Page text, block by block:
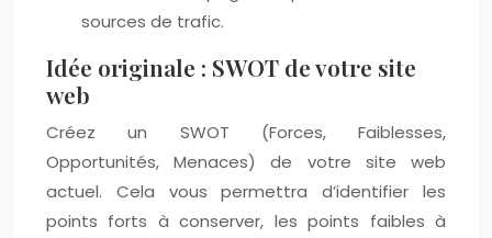
sources de trafic.
Idée originale : SWOT de votre site
web
Créez un SWOT (Forces, Faiblesses,
Opportunités, Menaces) de votre site web
actuel. Cela vous permettra d’identifier les
points forts à conserver, les points faibles à